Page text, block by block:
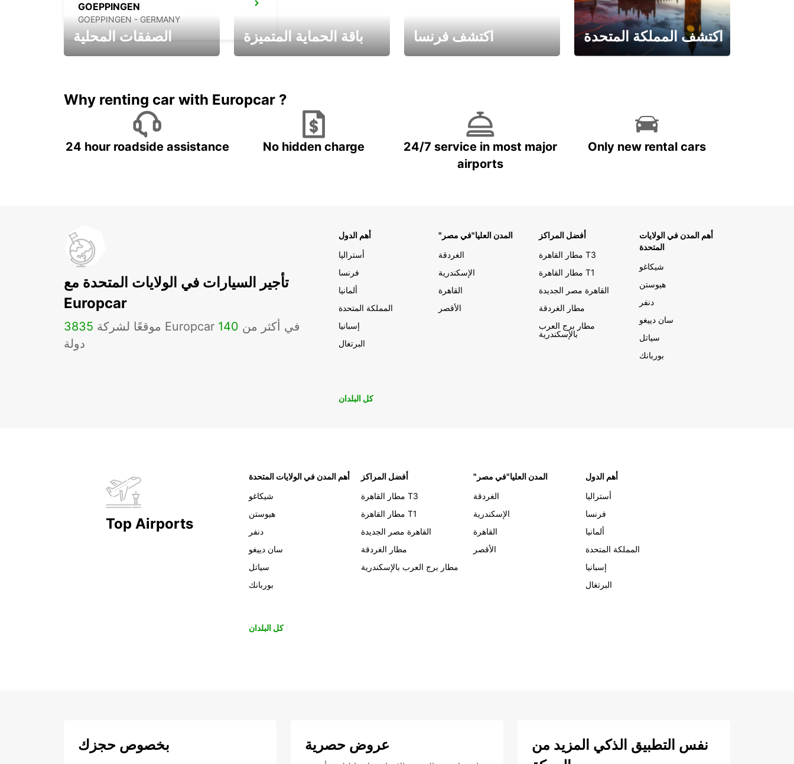
GOEPPINGEN
GOEPPINGEN - GERMANY
الصفقات المحلية باقة الحماية المتميزة اكتشف فرنسا اكتشف المملكة المتحدة
Why renting car with Europcar ?
24 hour roadside assistance No hidden charge
24/7 service in most major
airports
Only new rental cars
تأجير السيارات في الولايات المتحدة مع
Europcar
3835 موقعًا لشركة Europcar في أكثر من 140
دولة
أهم الدول
أستراليا
فرنسا
ألمانيا
المملكة المتحدة
إسبانيا
البرتغال
"المدن العليا"في مصر
الغردقة
الإسكندرية
القاهرة
الأقصر
أفضل المراكز
مطار القاهرة T3
مطار القاهرة T1
القاهرة مصر الجديدة
مطار الغردقة
مطار برج العرب
بالإسكندرية
أهم المدن في الولايات
المتحدة
شيكاغو
هيوستن
دنفر
سان دييغو
سياتل
بوربانك
كل البلدان
Top Airports
أهم المدن في الولايات المتحدة
شيكاغو
هيوستن
دنفر
سان دييغو
سياتل
بوربانك
أفضل المراكز
مطار القاهرة T3
مطار القاهرة T1
القاهرة مصر الجديدة
مطار الغردقة
مطار برج العرب بالإسكندرية
"المدن العليا"في مصر
الغردقة
الإسكندرية
القاهرة
الأقصر
أهم الدول
أستراليا
فرنسا
ألمانيا
المملكة المتحدة
إسبانيا
البرتغال
كل البلدان
بخصوص حجزك عروض حصرية
نفس التطبيق الذكي المزيد من